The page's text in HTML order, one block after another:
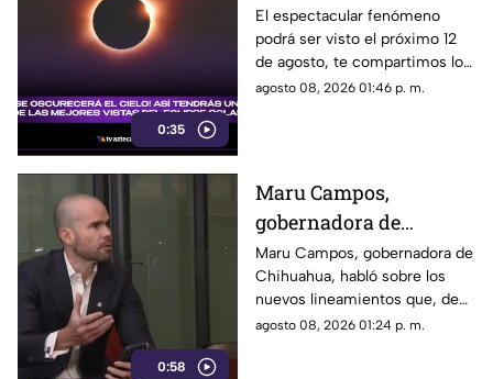
0:35
espectacular ECLIPSE
SOLAR (+VIDEO)
El espectacular fenómeno
podrá ser visto el próximo 12
de agosto, te compartimos lo
que tienes que saber del
agosto 08, 2026 01:46 p. m.
0:58
Maru Campos,
gobernadora de
Chihuahua, advierte
riesgo para la libertad
de expresión
Maru Campos, gobernadora de
Chihuahua, habló sobre los
nuevos lineamientos que, de
acuerdo con su postura,
agosto 08, 2026 01:24 p. m.